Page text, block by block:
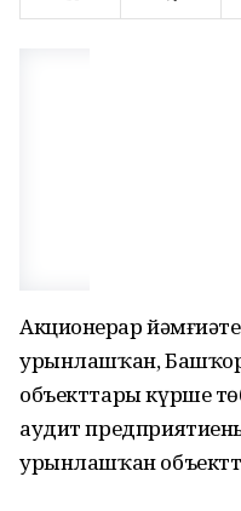
Акционерҙар
урынлашҡан,
объекттары күрше
аудит
урынлашҡан